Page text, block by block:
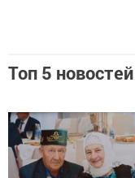
Топ 5 новостей